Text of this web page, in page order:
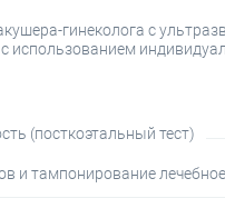
гинеколога с
(посткоэтальный тест)
и тампонирование